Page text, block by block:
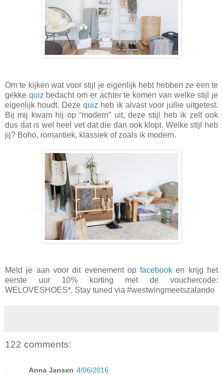
Om te kijken wat voor stijl je eigenlijk hebt hebben ze een te
gekke quiz bedacht om er achter te komen van welke stijl je
eigenlijk houdt. Dezequiz heb ik alvast voor jullie uitgetest.
Bij mij kwam hij op “modern” uit, deze stijl heb ik zelf ook
dus dat is wel heel vet dat die dan ook klopt. Welke stijl heb
jij? Boho, romantiek, klassiek of zoals ik modern.
Meld je aan voor dit evenement opfacebook en krijg het
eerste uur 10% korting met de vouchercode:
WELOVESHOES*. Stay tuned via #westwingmeetszalando
122 comments:
Anna Jansen 4/06/2016